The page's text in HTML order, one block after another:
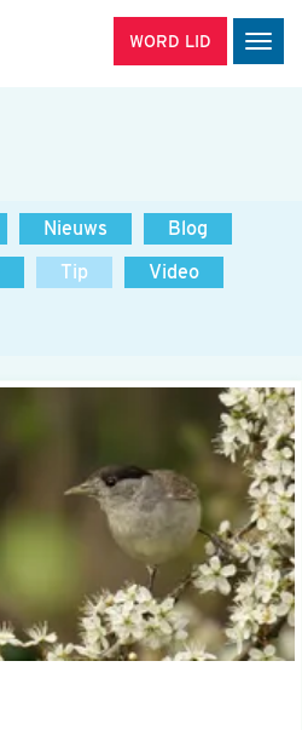
WORD LID
Nieuws
Blog
Tip
Video